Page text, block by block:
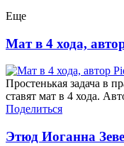
Еще
Мат в 4 хода,
Простенькая задача в
ставят мат в 4 хода.
Поделиться
Этюд Иоганна